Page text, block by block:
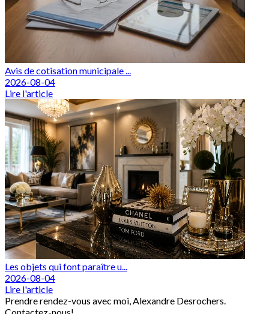
Avis de cotisation municipale ...
2026-08-04
Lire l'article
Les objets qui font paraître u...
2026-08-04
Lire l'article
Prendre rendez-vous avec moi, Alexandre Desrochers.